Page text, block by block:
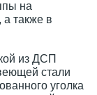
на
а также в
из ДСП
стали
уголка